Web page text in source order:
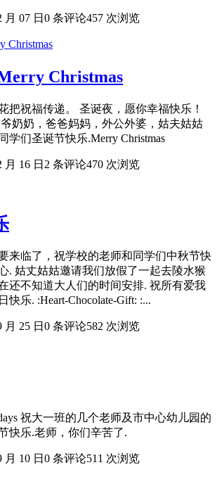
月 07 日 0 条评论457 次浏览
Christmas
把祝福传递。 圣诞夜，愿你幸福快乐！
奶奶，爸爸妈妈，外公外婆，姑夫姑姑
学们圣诞节快乐.Merry Christmas
月 16 日 2 条评论470 次浏览
来临了，祝学校的老师和同学们中秋节快
. 姑丈姑姑邀请我们放假了一起去陵水猴
还不知道大人们的时间安排. 祝所有爱我
快乐. :Heart-Chocolate-Gift: :...
月 25 日 0 条评论582 次浏览
祝大一班的几个老师及市中心幼儿园的
快乐.老师，你们辛苦了.
月 10 日 0 条评论511 次浏览